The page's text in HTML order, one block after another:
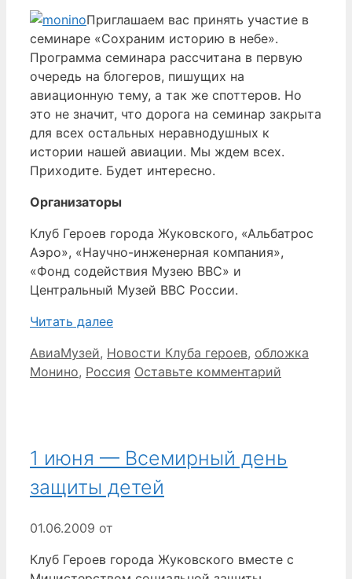
Приглашаем вас принять участие в
семинаре «Сохраним историю в небе».
Программа семинара рассчитана в первую
очередь на блогеров, пишущих на
авиационную тему, а так же споттеров. Но
это не значит, что дорога на семинар закрыта
для всех остальных неравнодушных к
истории нашей авиации. Мы ждем всех.
Приходите. Будет интересно.
Организаторы
Клуб Героев города Жуковского, «Альбатрос
Аэро», «Научно-инженерная компания»,
«Фонд содействия Музею ВВС» и
Центральный Музей ВВС России.
Читать далее
Рубрики
АвиаМузей, Новости Клуба героев, обложка
Монино, Россия Оставьте комментарий
1 июня — Всемирный день
защиты детей
01.06.2009 от
Клуб Героев города Жуковского вместе с